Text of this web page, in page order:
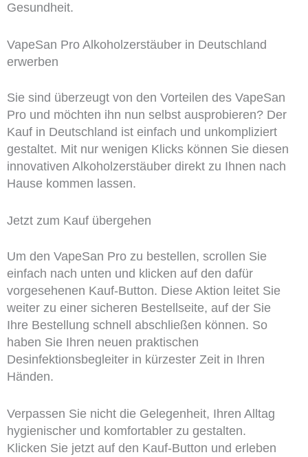
Gesundheit.
VapeSan Pro Alkoholzerstäuber in Deutschland
erwerben
Sie sind überzeugt von den Vorteilen des VapeSan
Pro und möchten ihn nun selbst ausprobieren? Der
Kauf in Deutschland ist einfach und unkompliziert
gestaltet. Mit nur wenigen Klicks können Sie diesen
innovativen Alkoholzerstäuber direkt zu Ihnen nach
Hause kommen lassen.
Jetzt zum Kauf übergehen
Um den VapeSan Pro zu bestellen, scrollen Sie
einfach nach unten und klicken auf den dafür
vorgesehenen Kauf-Button. Diese Aktion leitet Sie
weiter zu einer sicheren Bestellseite, auf der Sie
Ihre Bestellung schnell abschließen können. So
haben Sie Ihren neuen praktischen
Desinfektionsbegleiter in kürzester Zeit in Ihren
Händen.
Verpassen Sie nicht die Gelegenheit, Ihren Alltag
hygienischer und komfortabler zu gestalten.
Klicken Sie jetzt auf den Kauf-Button und erleben